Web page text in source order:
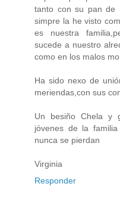
tanto con su pan de
simpre la he visto
es nuestra
sucede a nuestro
como en los malos
Ha sido nexo de
meriendas,con sus
Un besiño Chela y
jóvenes de la familia
nunca se pierdan
Virginia
Responder